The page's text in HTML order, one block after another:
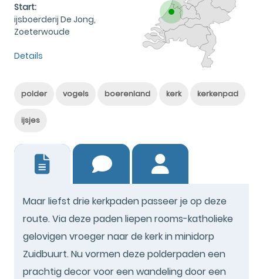
Start:
ijsboerderij De Jong,
Zoeterwoude
Details
polder vogels boerenland kerk kerkenpad
ijsjes
Maar liefst drie kerkpaden passeer je op deze
route. Via deze paden liepen rooms-katholieke
gelovigen vroeger naar de kerk in minidorp
Zuidbuurt. Nu vormen deze polderpaden een
prachtig decor voor een wandeling door een